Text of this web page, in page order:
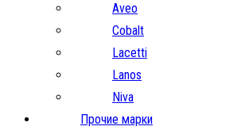
Aveo
Cobalt
Lacetti
Lanos
Niva
Прочие марки